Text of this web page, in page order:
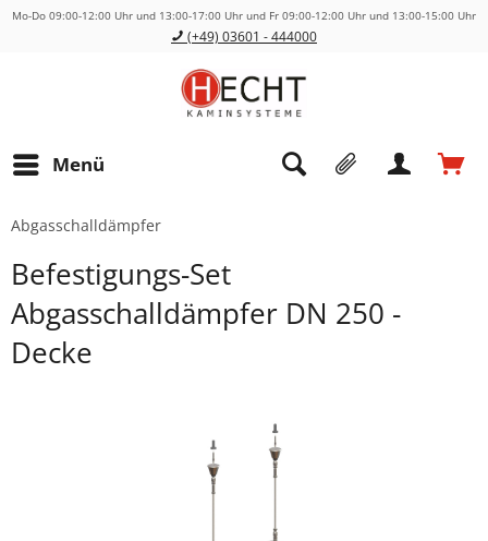
Mo-Do 09:00-12:00 Uhr und 13:00-17:00 Uhr und Fr 09:00-12:00 Uhr und 13:00-15:00 Uhr
(+49) 03601 - 444000
Menü
Abgasschalldämpfer
Befestigungs-Set
Abgasschalldämpfer DN 250 -
Decke